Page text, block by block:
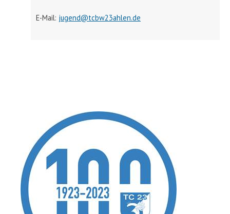
E-Mail: jugend@tcbw23ahlen.de